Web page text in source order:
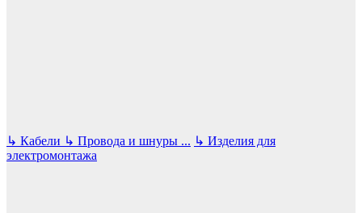
↳ Кабели ↳ Провода и шнуры ... ↳ Изделия для
электромонтажа